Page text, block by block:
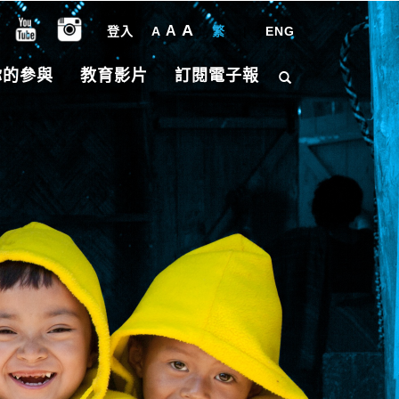
登入 A A A 繁 ENG
參與 教育影片 訂閱電子報